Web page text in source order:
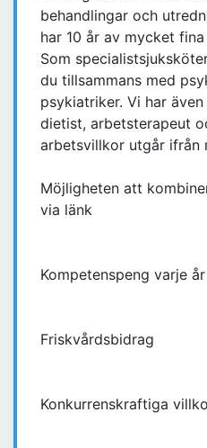
behandlingar och
har 10 år av mycket
Som
du tillsammans med
psykiatriker. Vi har
dietist, arbetsterapeut
arbetsvillkor utgår ifrån
Möjligheten att
via länk
Kompetenspeng varje år
Friskvårdsbidrag
Konkurrenskraftiga